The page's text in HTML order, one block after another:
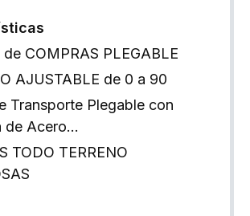
de COMPRAS PLEGABLE
AJUSTABLE de 0 a 90
Transporte Plegable con
de Acero…
TODO TERRENO